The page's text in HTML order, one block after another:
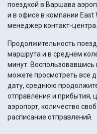
поездкой в Варшава
и в офисе в компании East
менеджер контакт-центра.
Продолжительность
маршрута и в среднем
минут. Воспользовавшись поиском по направлению вы
можете просмотреть все
дату, среднюю
отправления и прибытия,
аэропорт, количество
расписание отправлений.